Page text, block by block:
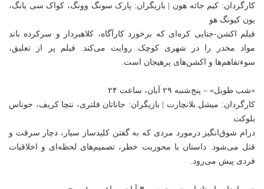
کارگردان: کیم جائه هون | بازیگران: پارک سونگ وونگ، کواک سی یانگ،
یون کیونگ هو
فیلم اکشن-جنایی کره‌ای که برخورد کارآگاه، کلاهبردار و سرکرده باند
مواد مخدر را در شهری کوچک روایت می‌کند. فیلم پر از تعلیق،
سوءتفاهم‌ها و اکشن‌های پرهیجان است.
«شب طویل» – پنج‌شنبه ۲۹ آبان، ساعت ۲۴
کارگردان: میشل بلانچارت | بازیگران: جاناتان فلتری، نتچا کریف، جوناس
بلوکت
درام شوق‌انگیز درمورد مردی که به گفتن کلیدساز سیار، دچار سرقت و
قتل می‌شود. داستان با محوریت خطر، تصمیم‌های لحظه‌ای و اخلاقیات
فردی پیش می‌رود.